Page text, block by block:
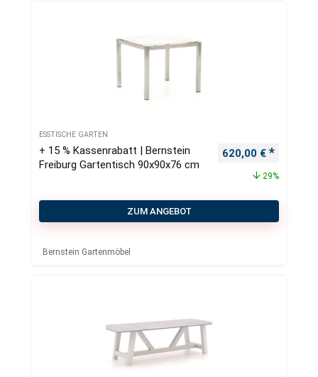
ESSTISCHE GARTEN
+ 15 % Kassenrabatt | Bernstein
Freiburg Gartentisch 90x90x76 cm
Ursprünglicher
620,00 €
29%
ZUM ANGEBOT
Bernstein Gartenmöbel